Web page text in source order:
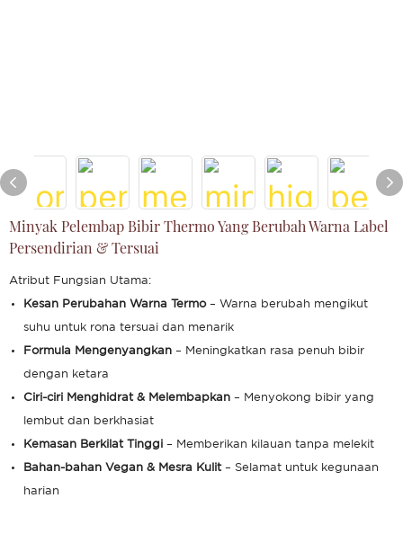
Minyak Pelembap Bibir Thermo Yang Berubah Warna Label
Persendirian & Tersuai
Atribut Fungsian Utama:
Kesan Perubahan Warna Termo– Warna berubah mengikut
suhu untuk rona tersuai dan menarik
Formula Mengenyangkan– Meningkatkan rasa penuh bibir
dengan ketara
Ciri-ciri Menghidrat & Melembapkan– Menyokong bibir yang
lembut dan berkhasiat
Kemasan Berkilat Tinggi– Memberikan kilauan tanpa melekit
Bahan-bahan Vegan & Mesra Kulit– Selamat untuk kegunaan
harian